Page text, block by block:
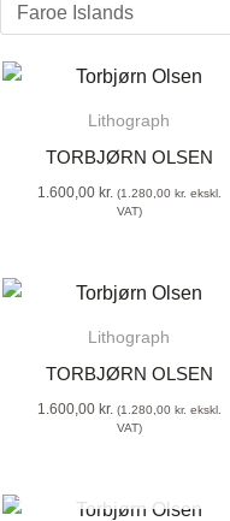
Lithograph
TORBJØRN OLSEN
1.600,00 kr. (1.280,00 kr. ekskl.
VAT)
Lithograph
TORBJØRN OLSEN
1.600,00 kr. (1.280,00 kr. ekskl.
VAT)